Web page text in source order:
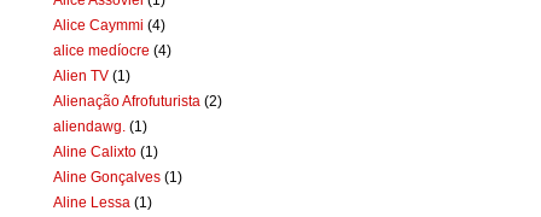
Alice Caymmi (4)
alice medíocre (4)
Alien TV (1)
Alienação Afrofuturista (2)
aliendawg. (1)
Aline Calixto (1)
Aline Gonçalves (1)
Aline Lessa (1)